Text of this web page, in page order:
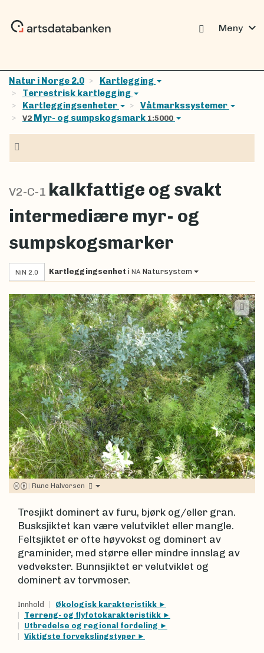
Meny expand_more
Natur i Norge 2.0
Kartlegging
Terrestrisk kartlegging
Kartleggingsenheter
Våtmarkssystemer
V2 Myr- og sumpskogsmark 1:5000
V2-C-1 kalkfattige og svakt
intermediære myr- og
sumpskogsmarker
NiN 2.0 Kartleggingsenhet i NA Natursystem
| Rune Halvorsen
Tresjikt dominert av furu, bjørk og/eller gran.
Busksjiktet kan være velutviklet eller mangle.
Feltsjiktet er ofte høyvokst og dominert av
graminider, med større eller mindre innslag av
vedvekster. Bunnsjiktet er velutviklet og
dominert av torvmoser.
Innhold
Økologisk karakteristikk
Terreng- og flyfotokarakteristikk
Utbredelse og regional fordeling
Viktigste forvekslingstyper